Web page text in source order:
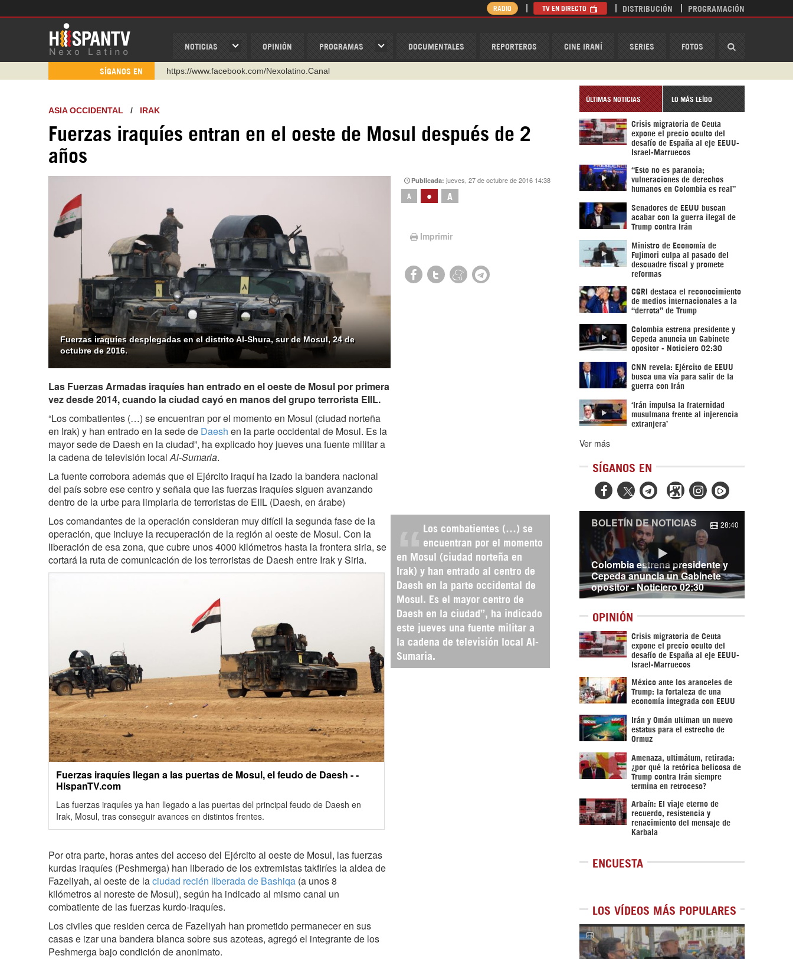
NOTICIAS OPINIÓN PROGRAMAS DOCUMENTALES REPORTEROS CINE IRANÍ SERIES FOTOS
RADIO TV EN DIRECTO DISTRIBUCIÓN PROGRAMACIÓN
SÍGANOS EN
https://www.facebook.com/Nexolatino.Canal
https://urmedium.com/c/hispantv
Instagram como: hispan_tv
ASIA OCCIDENTAL / IRAK
Fuerzas iraquíes entran en el oeste de Mosul después de 2
años
Fuerzas iraquíes desplegadas en el distrito Al-Shura, sur de Mosul, 24 de
octubre de 2016.
Publicada:jueves, 27 de octubre de 2016 14:38
A • A
Imprimir
Las Fuerzas Armadas iraquíes han entrado en el oeste de Mosul por primera
vez desde 2014, cuando la ciudad cayó en manos del grupo terrorista EIIL.
“Los combatientes (…) se encuentran por el momento en Mosul (ciudad norteña
en Irak) y han entrado en la sede de Daesh en la parte occidental de Mosul. Es la
mayor sede de Daesh en la ciudad”, ha explicado hoy jueves una fuente militar a
la cadena de televisión localAl-Sumaria.
La fuente corrobora además que el Ejército iraquí ha izado la bandera nacional
del país sobre ese centro y señala que las fuerzas iraquíes siguen avanzando
dentro de la urbe para limpiarla de terroristas de EIIL (Daesh, en árabe)
Los combatientes (…) se
encuentran por el momento
en Mosul (ciudad norteña en
Irak) y han entrado al centro de
Daesh en la parte occidental de
Mosul. Es el mayor centro de
Daesh en la ciudad”, ha indicado
este jueves una fuente militar a
la cadena de televisión local Al-
Sumaria.
Los comandantes de la operación consideran muy difícil la segunda fase de la
operación, que incluye la recuperación de la región al oeste de Mosul. Con la
liberación de esa zona, que cubre unos 4000 kilómetros hasta la frontera siria, se
cortará la ruta de comunicación de los terroristas de Daesh entre Irak y Siria.
Fuerzas iraquíes llegan a las puertas de Mosul, el feudo de Daesh - -
HispanTV.com
Las fuerzas iraquíes ya han llegado a las puertas del principal feudo de Daesh en
Irak, Mosul, tras conseguir avances en distintos frentes.
Por otra parte, horas antes del acceso del Ejército al oeste de Mosul, las fuerzas
kurdas iraquíes (Peshmerga) han liberado de los extremistas takfiríes la aldea de
Fazeliyah, al oeste de laciudad recién liberada de Bashiqa (a unos 8
kilómetros al noreste de Mosul), según ha indicado al mismo canal un
combatiente de las fuerzas kurdo-iraquíes.
Los civiles que residen cerca de Fazeliyah han prometido permanecer en sus
casas e izar una bandera blanca sobre sus azoteas, agregó el integrante de los
Peshmerga bajo condición de anonimato.
ÚLTIMAS NOTICIAS LO MÁS LEÍDO
Crisis migratoria de Ceuta
expone el precio oculto del
desafío de España al eje EEUU-
Israel-Marruecos
“Esto no es paranoia;
vulneraciones de derechos
humanos en Colombia es real”
Senadores de EEUU buscan
acabar con la guerra ilegal de
Trump contra Irán
Ministro de Economía de
Fujimori culpa al pasado del
descuadre fiscal y promete
reformas
CGRI destaca el reconocimiento
de medios internacionales a la
“derrota” de Trump
Colombia estrena presidente y
Cepeda anuncia un Gabinete
opositor - Noticiero 02:30
CNN revela: Ejército de EEUU
busca una vía para salir de la
guerra con Irán
‘Irán impulsa la fraternidad
musulmana frente al injerencia
extranjera’
Ver más
SÍGANOS EN
  
Colombia estrena presidente y
Cepeda anuncia un Gabinete
opositor - Noticiero 02:30
BOLETÍN DE NOTICIAS 28:40
OPINIÓN
Crisis migratoria de Ceuta
expone el precio oculto del
desafío de España al eje EEUU-
Israel-Marruecos
México ante los aranceles de
Trump: la fortaleza de una
economía integrada con EEUU
Irán y Omán ultiman un nuevo
estatus para el estrecho de
Ormuz
Amenaza, ultimátum, retirada:
¿por qué la retórica belicosa de
Trump contra Irán siempre
termina en retroceso?
Arbaín: El viaje eterno de
recuerdo, resistencia y
renacimiento del mensaje de
Karbala
ENCUESTA
LOS VÍDEOS MÁS POPULARES
1de5